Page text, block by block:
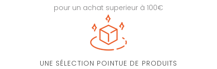
pour un achat superieur à 100€
UNE SÉLECTION POINTUE DE PRODUITS